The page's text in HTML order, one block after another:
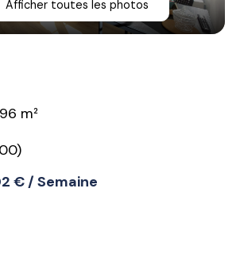
Afficher toutes les photos
m²
€ / Semaine